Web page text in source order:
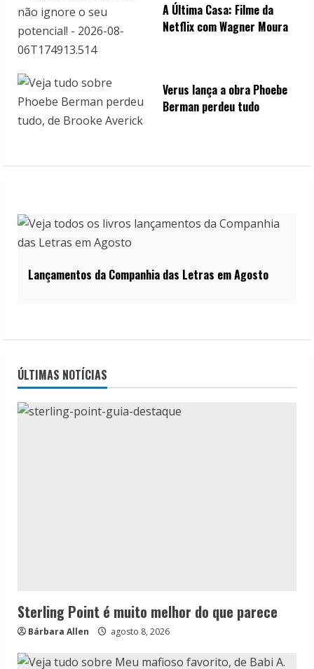
A Última Casa: Filme da
Netflix com Wagner Moura
Verus lança a obra Phoebe
Berman perdeu tudo
Lançamentos da Companhia das Letras em Agosto
ÚLTIMAS NOTÍCIAS
Sterling Point é muito melhor do que parece
Bárbara Allen agosto 8, 2026